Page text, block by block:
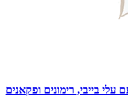
בייבי, רימונים ופקאנים